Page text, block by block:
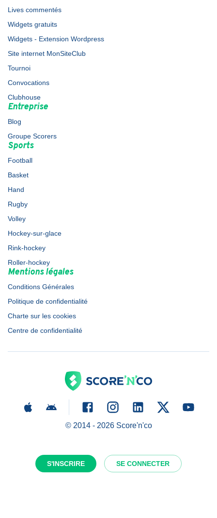
S'INSCRIRE SE CONNECTER
Lives commentés
Widgets gratuits
Widgets - Extension Wordpress
Site internet MonSiteClub
Tournoi
Convocations
Clubhouse
Entreprise
Blog
Groupe Scorers
Sports
Football
Basket
Hand
Rugby
Volley
Hockey-sur-glace
Rink-hockey
Roller-hockey
Mentions légales
Conditions Générales
Politique de confidentialité
Charte sur les cookies
Centre de confidentialité
© 2014 - 2026Score'n'co